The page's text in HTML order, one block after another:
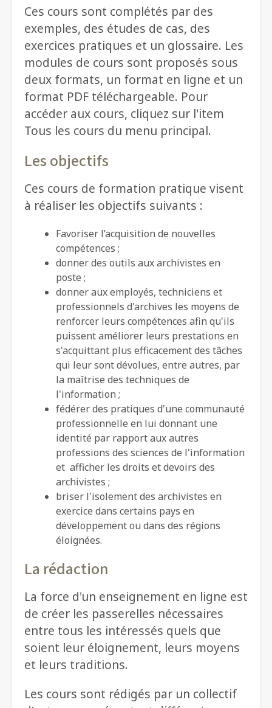
Ces cours sont complétés par des
exemples, des études de cas, des
exercices pratiques et un glossaire. Les
modules de cours sont proposés sous
deux formats, un format en ligne et un
format PDF téléchargeable. Pour
accéder aux cours, cliquez sur l'item
Tous les cours du menu principal.
Les objectifs
Ces cours de formation pratique visent
à réaliser les objectifs suivants :
Favoriser l’acquisition de nouvelles
compétences ;
donner des outils aux archivistes en
poste ;
donner aux employés, techniciens et
professionnels d'archives les moyens de
renforcer leurs compétences afin qu'ils
puissent améliorer leurs prestations en
s'acquittant plus efficacement des tâches
qui leur sont dévolues, entre autres, par
la maîtrise des techniques de
l'information ;
fédérer des pratiques d'une communauté
professionnelle en lui donnant une
identité par rapport aux autres
professions des sciences de l'information
et afficher les droits et devoirs des
archivistes ;
briser l'isolement des archivistes en
exercice dans certains pays en
développement ou dans des régions
éloignées.
La rédaction
La force d'un enseignement en ligne est
de créer les passerelles nécessaires
entre tous les intéressés quels que
soient leur éloignement, leurs moyens
et leurs traditions.
Les cours sont rédigés par un collectif